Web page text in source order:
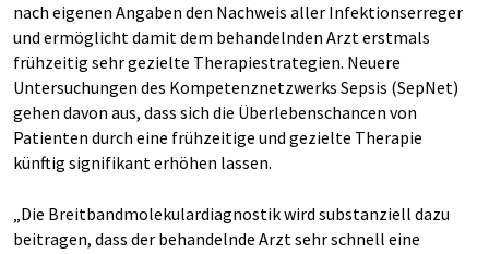
nach eigenen Angaben den Nachweis aller Infektionserreger
und ermöglicht damit dem behandelnden Arzt erstmals
frühzeitig sehr gezielte Therapiestrategien. Neuere
Untersuchungen des Kompetenznetzwerks Sepsis (SepNet)
gehen davon aus, dass sich die Überlebenschancen von
Patienten durch eine frühzeitige und gezielte Therapie
künftig signifikant erhöhen lassen.
„Die Breitbandmolekulardiagnostik wird substanziell dazu
beitragen, dass der behandelnde Arzt sehr schnell eine